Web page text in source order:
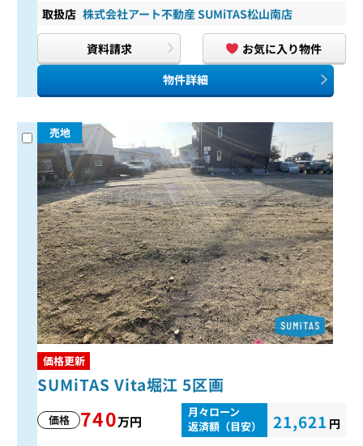
取扱店 株式会社アート不動産 SUMiTAS松山南店
資料請求
お気に入り物件
物件詳細
売地
価格更新
SUMiTAS Vita堀江 5区画
価格 740万円
月々ローン
返済額（目安）
21,621 円